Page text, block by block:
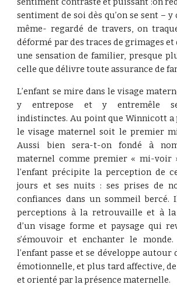
sentiment de soi dès qu’on se sent –
même- regardé de travers, on
déformé par des traces de grimages et
une sensation de familier, presque
celle que délivre toute assurance de
L’enfant se mire dans le visage
y entrepose et y entremêle
indistinctes. Au point que Winnicott a
le visage maternel soit le premier
Aussi bien sera-t-on fondé à
maternel comme premier « mi-voir
l’enfant précipite la perception de
jours et ses nuits : ses prises de
confiances dans un sommeil bercé.
perceptions à la retrouvaille et à la
d’un visage forme et paysage qui
s’émouvoir et enchanter le
l’enfant passe et se développe autour
émotionnelle, et plus tard affective, de
et orienté par la présence maternelle.